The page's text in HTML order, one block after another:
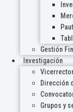
Gestión
Investigación
Dirección
Grupos y